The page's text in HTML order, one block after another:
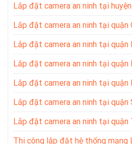
Lắp đặt camera an ninh tại
Lắp đặt camera an ninh tại quận
Lắp đặt camera an ninh tại quận
Lắp đặt camera an ninh tại quận
Lắp đặt camera an ninh tại quận
Lắp đặt camera an ninh tại quận
Lắp đặt camera an ninh tại quận
Thi công lắp đặt hệ thống mạng